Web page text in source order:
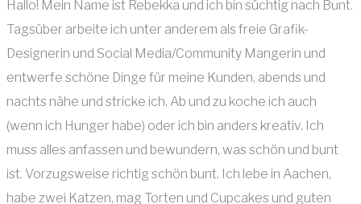
Hallo! Mein Name ist Rebekka und ich bin süchtig nach Bunt.
Tagsüber arbeite ich unter anderem als freie Grafik-
Designerin und Social Media/Community Mangerin und
entwerfe schöne Dinge für meine Kunden, abends und
nachts nähe und stricke ich. Ab und zu koche ich auch
(wenn ich Hunger habe) oder ich bin anders kreativ. Ich
muss alles anfassen und bewundern, was schön und bunt
ist. Vorzugsweise richtig schön bunt. Ich lebe in Aachen,
habe zwei Katzen, mag Torten und Cupcakes und guten